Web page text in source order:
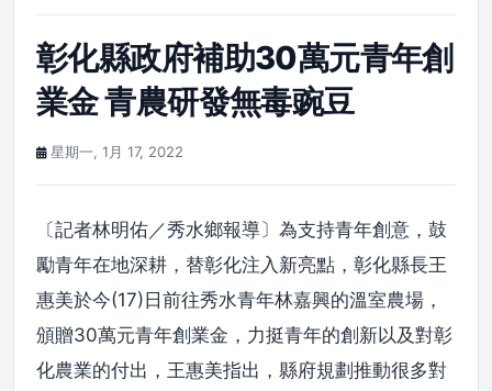
彰化縣政府補助30萬元青年創
業金 青農研發無毒豌豆
星期一, 1月 17, 2022
〔記者林明佑／秀水鄉報導〕為支持青年創意，鼓
勵青年在地深耕，替彰化注入新亮點，彰化縣長王
惠美於今(17)日前往秀水青年林嘉興的溫室農場，
頒贈30萬元青年創業金，力挺青年的創新以及對彰
化農業的付出，王惠美指出，縣府規劃推動很多對